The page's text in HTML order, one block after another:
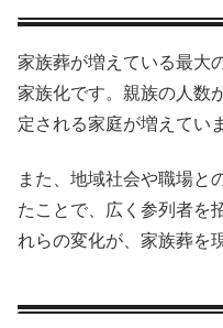
家族葬が増えている最大
家族化です。親族の人数
定される家庭が増えてい
また、地域社会や職場と
たことで、広く参列者を
れらの変化が、家族葬を